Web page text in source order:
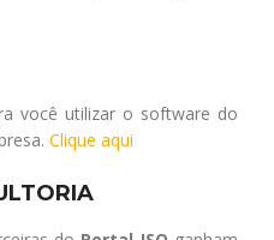
você utilizar o software do
Clique aqui